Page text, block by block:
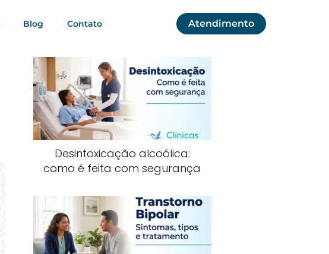
Blog Contato Atendimento
Desintoxicação alcoólica:
como é feita com segurança